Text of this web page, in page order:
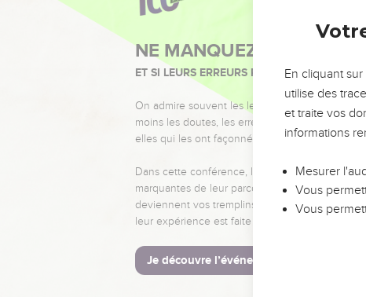
NE MANQUEZ PAS
ET SI LEURS ERREURS POUVAIENT VOUS
On admire souvent les leaders pour leurs
moins les doutes, les erreurs et les saisons
elles qui les ont façonnés.
Dans cette conférence, leaders, entrepreneurs,
marquantes de leur parcours et les clés pour
deviennent vos tremplins. Que vous guidiez
leur expérience est faite pour vous.
Je découvre l’événement
En cliquant
utilise des
et traite vos
informations
Mesurer
Vous
Vous